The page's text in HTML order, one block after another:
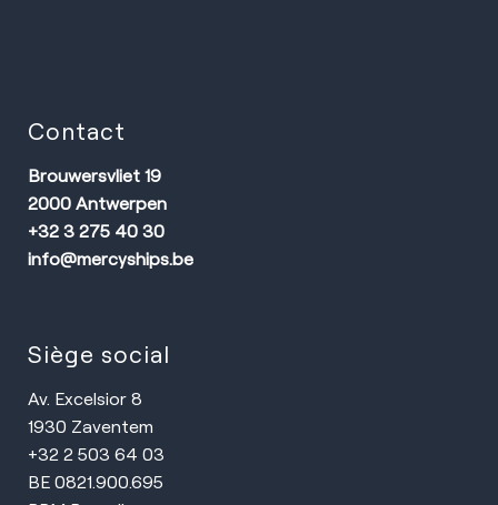
Contact
Brouwersvliet 19
2000 Antwerpen
+32 3 275 40 30
info@mercyships.be
Siège social
Av. Excelsior 8
1930 Zaventem
+32 2 503 64 03
BE 0821.900.695